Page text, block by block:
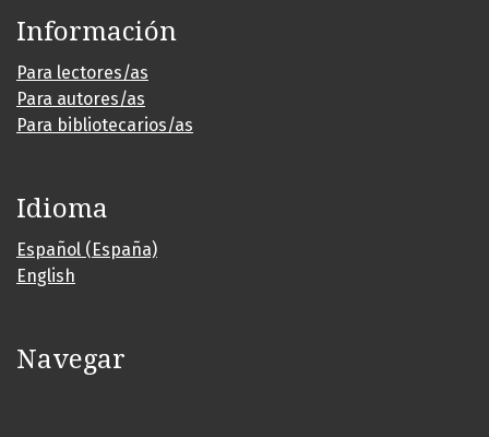
Información
Para lectores/as
Para autores/as
Para bibliotecarios/as
Idioma
Español (España)
English
Navegar